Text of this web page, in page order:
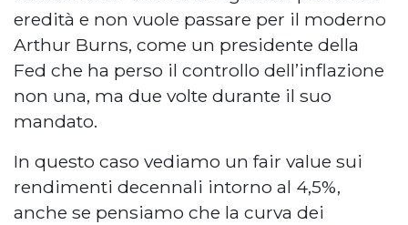
eredità e non vuole passare per il moderno
Arthur Burns, come un presidente della
Fed che ha perso il controllo dell’inflazione
non una, ma due volte durante il suo
mandato.
In questo caso vediamo un fair value sui
rendimenti decennali intorno al 4,5%,
anche se pensiamo che la curva dei